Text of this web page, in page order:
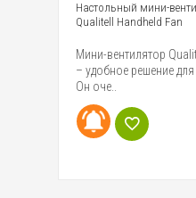
Настольный мини-
Qualitell Handheld Fan
Мини-вентилятор
– удобное решение
Он оче..